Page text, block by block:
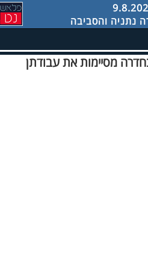
נתניה והסביבה
מסיימות את עבודתן